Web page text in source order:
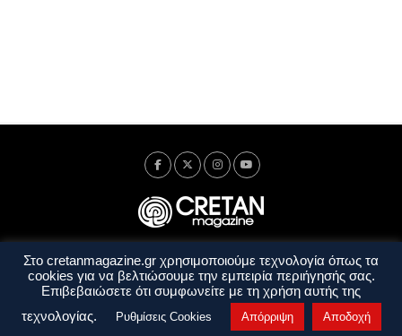
Ταυτότητα Πολιτική Απορρήτου
Όροι Χρήσης
Όροι και Προϋποθέσεις
Στο cretanmagazine.gr χρησιμοποιούμε τεχνολογία όπως τα
cookies για να βελτιώσουμε την εμπειρία περιήγησής σας.
Επιβεβαιώσετε ότι συμφωνείτε με τη χρήση αυτής της
τεχνολογίας.
Ρυθμίσεις Cookies Απόρριψη Αποδοχή